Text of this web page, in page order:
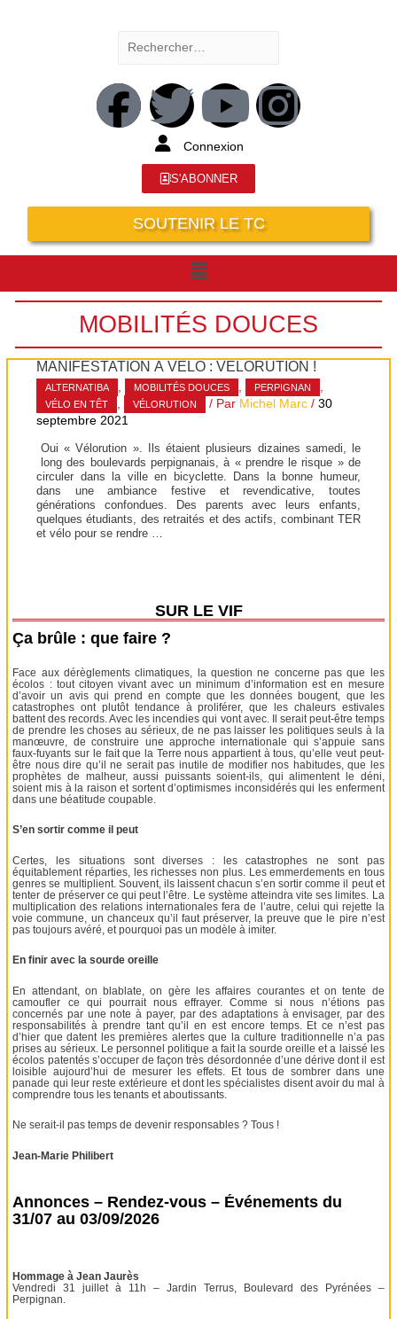
Connexion
S'ABONNER
SOUTENIR LE TC
MOBILITÉS DOUCES
MANIFESTATION À VÉLO : VÉLORUTION !
ALTERNATIBA , MOBILITÉS DOUCES , PERPIGNAN ,
VÉLO EN TÊT , VÉLORUTION / Par Michel Marc /30
septembre 2021
Oui « Vélorution ». Ils étaient plusieurs dizaines samedi, le
long des boulevards perpignanais, à « prendre le risque » de
circuler dans la ville en bicyclette. Dans la bonne humeur,
dans une ambiance festive et revendicative, toutes
générations confondues. Des parents avec leurs enfants,
quelques étudiants, des retraités et des actifs, combinant TER
et vélo pour se rendre …
SUR LE VIF
Ça brûle : que faire ?
Face aux dérèglements climatiques, la question ne concerne pas que les
écolos : tout citoyen vivant avec un minimum d’information est en mesure
d’avoir un avis qui prend en compte que les données bougent, que les
catastrophes ont plutôt tendance à proliférer, que les chaleurs estivales
battent des records. Avec les incendies qui vont avec. Il serait peut-être temps
de prendre les choses au sérieux, de ne pas laisser les politiques seuls à la
manœuvre, de construire une approche internationale qui s’appuie sans
faux-fuyants sur le fait que la Terre nous appartient à tous, qu’elle veut peut-
être nous dire qu’il ne serait pas inutile de modifier nos habitudes, que les
prophètes de malheur, aussi puissants soient-ils, qui alimentent le déni,
soient mis à la raison et sortent d’optimismes inconsidérés qui les enferment
dans une béatitude coupable.
S’en sortir comme il peut
Certes, les situations sont diverses : les catastrophes ne sont pas
équitablement réparties, les richesses non plus. Les emmerdements en tous
genres se multiplient. Souvent, ils laissent chacun s’en sortir comme il peut et
tenter de préserver ce qui peut l’être. Le système atteindra vite ses limites. La
multiplication des relations internationales fera de l’autre, celui qui rejette la
voie commune, un chanceux qu’il faut préserver, la preuve que le pire n’est
pas toujours avéré, et pourquoi pas un modèle à imiter.
En finir avec la sourde oreille
En attendant, on blablate, on gère les affaires courantes et on tente de
camoufler ce qui pourrait nous effrayer. Comme si nous n’étions pas
concernés par une note à payer, par des adaptations à envisager, par des
responsabilités à prendre tant qu’il en est encore temps. Et ce n’est pas
d’hier que datent les premières alertes que la culture traditionnelle n’a pas
prises au sérieux. Le personnel politique a fait la sourde oreille et a laissé les
écolos patentés s’occuper de façon très désordonnée d’une dérive dont il est
loisible aujourd’hui de mesurer les effets. Et tous de sombrer dans une
panade qui leur reste extérieure et dont les spécialistes disent avoir du mal à
comprendre tous les tenants et aboutissants.
Ne serait-il pas temps de devenir responsables ? Tous !
Jean-Marie Philibert
Annonces – Rendez-vous – Événements du
31/07 au 03/09/2026
Hommage à Jean Jaurès
Vendredi 31 juillet à 11h – Jardin Terrus, Boulevard des Pyrénées –
Perpignan.